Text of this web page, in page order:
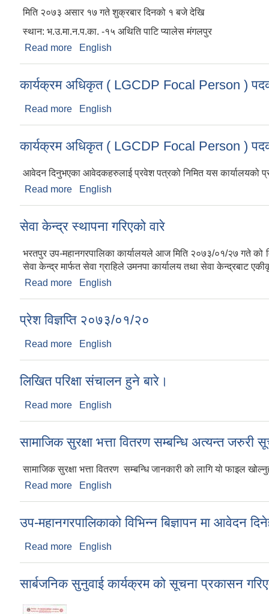
मिति २०७३ असार १७ गते शुक्रबार दिनको १ बजे देखि
स्थान: भ.उ.मा.न.प.का. -१५ अथिति पाटि प्यालेस मंगलपुर
Read more about सार्वजनिक सुनुवाई सम्बन्धि सूचना
English
कार्यक्रम अधिकृत ( LGCDP Focal Person )
Read more about कार्यक्रम अधिकृत ( LGCDP Focal Person )
English
कार्यक्रम अधिकृत ( LGCDP Focal Person ) पदको
आवेदन दिनुभएका आवेदकहरुलाई प्रवेश पत्रको निमित यस कार्यालयको
Read more about कार्यक्रम अधिकृत ( LGCDP Focal Person )
English
सेवा केन्द्र स्थापना गरिएको वारे
भरतपुर उप-महानगरपालिका कार्यालयले आज मिति २०७३/०१/२७ गते को
सेवा केन्द्र मार्फत सेवा ग्राहिले उमनपा कार्यालय तथा सेवा केन्द्रबाट
Read more about सेवा केन्द्र स्थापना गरिएको वारे
English
प्रेश विज्ञप्ति २०७३/०१/२०
Read more about प्रेश विज्ञप्ति २०७३/०१/२०
English
लिखित परिक्षा संचालन हुने बारे।
Read more about लिखित परिक्षा संचालन हुने बारे।
English
सामाजिक सुरक्षा भत्ता वितरण सम्बन्धि अत्यन्त जरुरी
सामाजिक सुरक्षा भत्ता वितरण सम्बन्धि जानकारी को लागि यो फाइल
Read more about सामाजिक सुरक्षा भत्ता वितरण सम्बन्धि अत्यन्त
English
उप-महानगरपालिकाको विभिन्न बिज्ञापन मा आवेदन
Read more about उप-महानगरपालिकाको विभिन्न बिज्ञापन मा
English
सार्बजनिक सुनुवाई कार्यक्रम को सूचना प्रकासन